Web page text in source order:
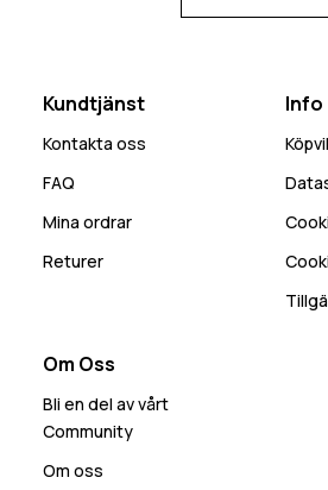
Kundtjänst
Kontakta oss
FAQ
Mina ordrar
Returer
Info
Om Oss
Bli en del av vårt
Community
Om oss